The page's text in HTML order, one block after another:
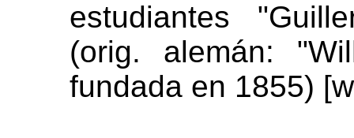
estudiantes
(orig. alemán:
fundada en 1855)